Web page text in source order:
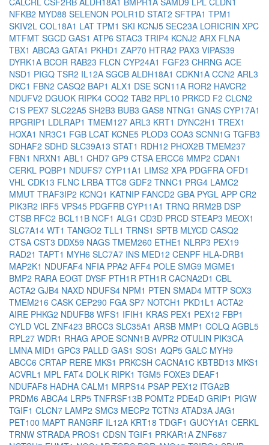
NFKB2 MYD88 SELENON POLR1D STAT2 SFTPA1 TPM1
SKIV2L COL18A1 LAT TPM1 SKI KCNJ5 SEC23A LORICRIN XPC
MTFMT SGCD GAS1 ATP6 STAC3 TRIP4 KCNJ2 ARX FLNA
TBX1 ABCA3 GATA1 PKHD1 ZAP70 HTRA2 PAX3 VIPAS39
DYRK1A BCOR RAB23 FLCN CYP24A1 FGF23 CHRNG ACE
NSD1 PIGQ TSR2 IL12A SGCB ALDH18A1 CDKN1A CCN2 ARL3
DKC1 FBN2 CASQ2 BAP1 ALX1 DSE SCN11A ROR2 HAVCR2
NDUFV2 DGUOK RIPK4 COQ2 TAB2 RPL10 PRKCD F2 CLCN2
C1S PEX7 SLC22A5 SH2B3 BUB3 GAS8 NTNG1 GNAS CYP17A1
RPGRIP1 LDLRAP1 TMEM127 ARL3 KRT1 DYNC2H1 TREX1
HOXA1 NR3C1 FGB LCAT KCNE5 PLOD3 COA3 SCNN1G TGFB3
SDHAF2 SDHD SLC39A13 STAT1 RDH12 PHOX2B TMEM237
FBN1 NRXN1 ABL1 CHD7 GP9 CTSA ERCC6 MMP2 CDAN1
CERKL PQBP1 NDUFS7 CYP11A1 LIMS2 XPA PDGFRA OFD1
VHL CDK13 FLNC LRBA TTC8 GDF2 TNNC1 PRG4 LAMC2
MMUT TRAF3IP2 KCNQ1 KATNIP FANCD2 GBA PYGL APP CR2
PIK3R2 IRF5 VPS45 PDGFRB CYP11A1 TRNQ RRM2B DSP
CTSB RFC2 BCL11B NCF1 ALG1 CD3D PRCD STEAP3 MEOX1
SLC7A14 WT1 TANGO2 TLL1 TRNS1 SPTB MLYCD CASQ2
CTSA CST3 DDX59 NAGS TMEM260 ETHE1 NLRP3 PEX19
RAD21 TAPT1 MYH6 SLC7A7 INS MED12 CENPF HLA-DRB1
MAP2K1 NDUFAF4 NFIA PPA2 AFF4 POLE SMG9 MGME1
BMP2 RARA EOGT DYSF PTH1R PTH1R CACNA2D1 CBL
ACTA2 GJB4 NAXD NDUFS4 NPM1 PTEN SMAD4 MTTP SOX3
TMEM216 CASK CEP290 FGA SP7 NOTCH1 PKD1L1 ACTA2
AIRE PHKG2 NDUFB8 WFS1 IFIH1 KRAS PEX1 PEX12 FBP1
CYLD VCL ZNF423 BRCC3 SLC35A1 ARSB MMP1 COLQ AGBL5
RPL27 WDR1 RHAG APOE SCNN1B AVPR2 OTULIN PIK3CA
LMNA MID1 GPC3 PALLD GAS1 SOS1 AQP5 GALC MYH9
ABCC6 CRTAP RERE MKS1 PRKCSH CACNA1C KBTBD13 MKS1
ACVRL1 MPL FAT4 DOLK RIPK1 TGM5 FOXE3 DEAF1
NDUFAF8 HADHA CALM1 MRPS14 PSAP PEX12 ITGA2B
PRDM6 ABCA4 LRP5 TNFRSF13B POMT2 PDE4D GRIP1 PIGW
TGIF1 CLCN7 LAMP2 SMC3 MECP2 TCTN3 ATAD3A JAG1
PET100 MAPT RANGRF IL12A KRT18 TDGF1 GUCY1A1 CERKL
TRNW STRADA PROS1 CDSN TGIF1 PRKAR1A ZNF687